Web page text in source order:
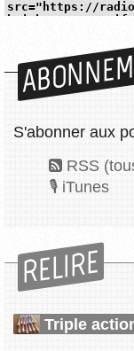
S'abonner aux
RSS
iTunes
RELIRE
Triple